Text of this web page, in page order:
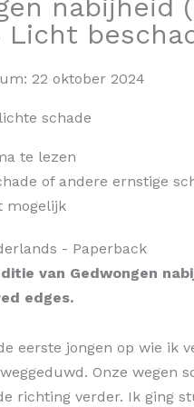
nabijheid
Licht
22 oktober 2024
schade
te lezen
of andere ernstige
mogelijk
- Paperback
van Gedwongen
edges.
eerste jongen op wie ik
Onze wegen
richting verder. Ik ging